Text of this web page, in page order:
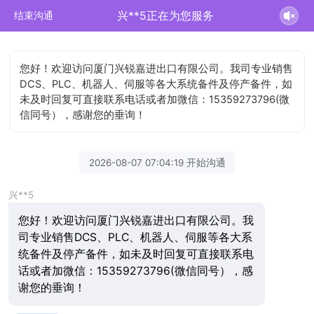
结束沟通 兴**5正在为您服务
您好！欢迎访问厦门兴锐嘉进出口有限公司。我司专业销售
DCS、PLC、机器人、伺服等各大系统备件及停产备件，如
未及时回复可直接联系电话或者加微信：15359273796(微
信同号），感谢您的垂询！
2026-08-07 07:04:19 开始沟通
兴**5
您好！欢迎访问厦门兴锐嘉进出口有限公司。我
司专业销售DCS、PLC、机器人、伺服等各大系
统备件及停产备件，如未及时回复可直接联系电
话或者加微信：15359273796(微信同号），感
谢您的垂询！